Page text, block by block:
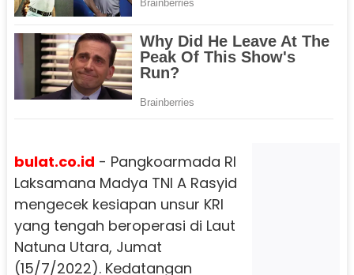
bulat.co.id - Pangkoarmada RI
Laksamana Madya TNI A Rasyid
mengecek kesiapan unsur KRI
yang tengah beroperasi di Laut
Natuna Utara, Jumat
(15/7/2022). Kedatangan